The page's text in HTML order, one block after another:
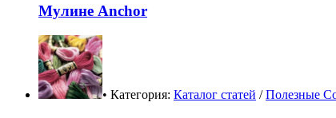
Мулине Anchor
• Категория: Каталог статей /Полезные